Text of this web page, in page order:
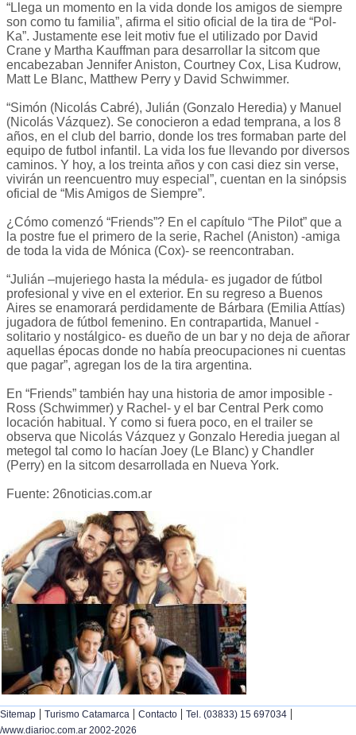
“Llega un momento en la vida donde los amigos de siempre
son como tu familia”, afirma el sitio oficial de la tira de “Pol-
Ka”. Justamente ese leit motiv fue el utilizado por David
Crane y Martha Kauffman para desarrollar la sitcom que
encabezaban Jennifer Aniston, Courtney Cox, Lisa Kudrow,
Matt Le Blanc, Matthew Perry y David Schwimmer.
“Simón (Nicolás Cabré), Julián (Gonzalo Heredia) y Manuel
(Nicolás Vázquez). Se conocieron a edad temprana, a los 8
años, en el club del barrio, donde los tres formaban parte del
equipo de futbol infantil. La vida los fue llevando por diversos
caminos. Y hoy, a los treinta años y con casi diez sin verse,
vivirán un reencuentro muy especial”, cuentan en la sinópsis
oficial de “Mis Amigos de Siempre”.
¿Cómo comenzó “Friends”? En el capítulo “The Pilot” que a
la postre fue el primero de la serie, Rachel (Aniston) -amiga
de toda la vida de Mónica (Cox)- se reencontraban.
“Julián –mujeriego hasta la médula- es jugador de fútbol
profesional y vive en el exterior. En su regreso a Buenos
Aires se enamorará perdidamente de Bárbara (Emilia Attías)
jugadora de fútbol femenino. En contrapartida, Manuel -
solitario y nostálgico- es dueño de un bar y no deja de añorar
aquellas épocas donde no había preocupaciones ni cuentas
que pagar”, agregan los de la tira argentina.
En “Friends” también hay una historia de amor imposible -
Ross (Schwimmer) y Rachel- y el bar Central Perk como
locación habitual. Y como si fuera poco, en el trailer se
observa que Nicolás Vázquez y Gonzalo Heredia juegan al
metegol tal como lo hacían Joey (Le Blanc) y Chandler
(Perry) en la sitcom desarrollada en Nueva York.
Fuente: 26noticias.com.ar
Sitemap | Turismo Catamarca | Contacto | Tel. (03833) 15 697034 |
/www.diarioc.com.ar 2002-2026